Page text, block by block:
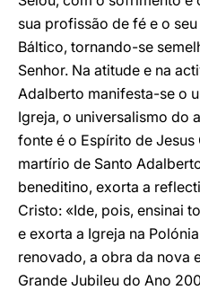
sua profissão de fé e o
Báltico, tornando-se
Senhor. Na atitude e na
Adalberto manifesta-se o
Igreja, o universalismo do
fonte é o Espírito de Jesus
martírio de Santo
beneditino, exorta a
Cristo: «Ide, pois, ensinai
e exorta a Igreja na
renovado, a obra da nova
Grande Jubileu do Ano